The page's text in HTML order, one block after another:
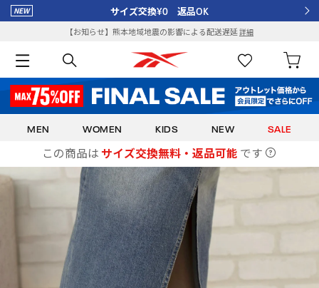
サイズ交換¥0 返品OK
【お知らせ】熊本地域地震の影響による配送遅延詳細
MEN WOMEN KIDS NEW SALE
この商品は サイズ交換無料・返品可能 です